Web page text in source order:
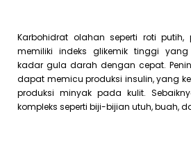
Karbohidrat olahan seperti roti
memiliki indeks glikemik tinggi
kadar gula darah dengan cepat.
dapat memicu produksi insulin, yang
produksi minyak pada kulit.
kompleks seperti biji-bijian utuh, buah,